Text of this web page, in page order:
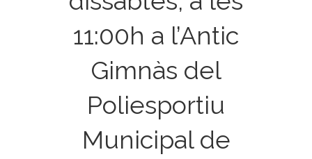
11:00h a l’Antic
Gimnàs del
Poliesportiu
Municipal de